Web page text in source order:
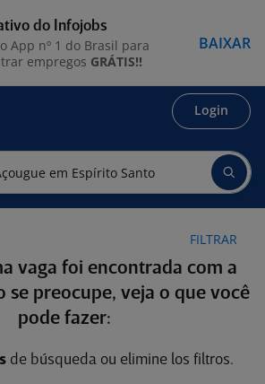
Login
FILTRAR
vaga foi encontrada com a
se preocupe, veja o que você
pode fazer:
de búsqueda ou elimine los filtros.
do Infojobs
App nº 1 do Brasil para
empregos GRÁTIS!!
BAIXAR